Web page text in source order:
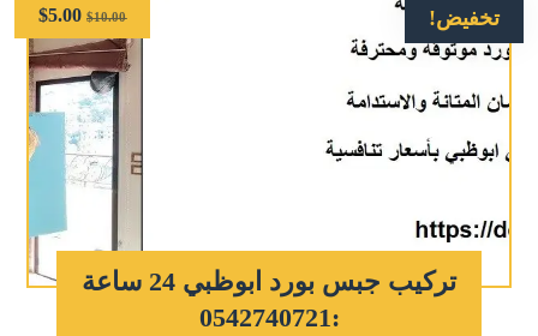
تخفيض!
تركيب جبس بورد ابوظبي 24 ساعة
:0542740721
$10.00
$5.00